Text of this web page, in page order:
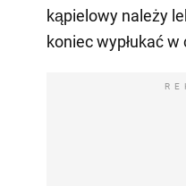
kąpielowy należy
koniec wypłukać